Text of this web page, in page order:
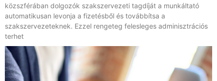
közszférában dolgozók szakszervezeti tagdíját a munkáltató
automatikusan levonja a fizetésből és továbbítsa a
szakszervezeteknek. Ezzel rengeteg felesleges adminisztrációs
terhet